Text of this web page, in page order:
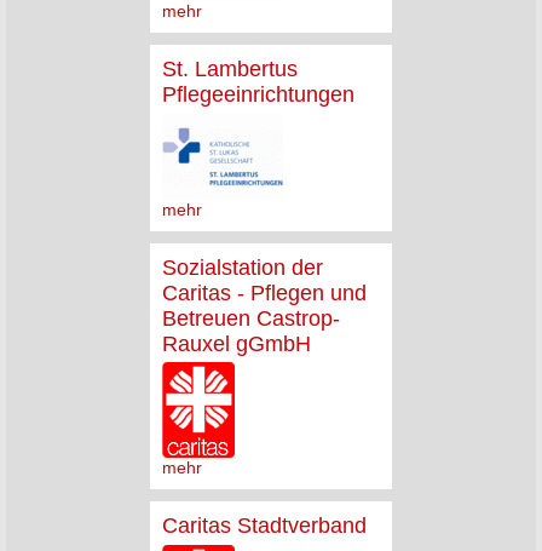
mehr
St. Lambertus
Pflegeeinrichtungen
mehr
Sozialstation der
Caritas - Pflegen und
Betreuen Castrop-
Rauxel gGmbH
mehr
Caritas Stadtverband